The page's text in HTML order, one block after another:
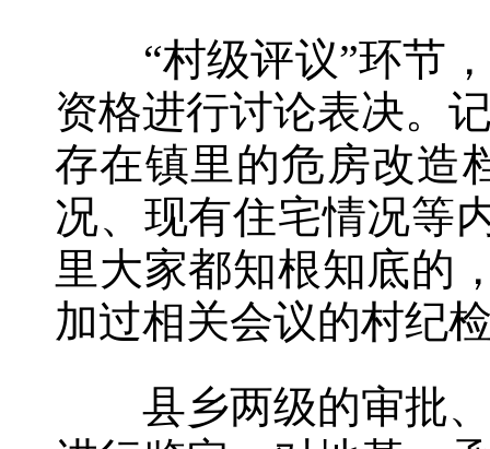
“村级评议”环节，
资格进行讨论表决。
存在镇里的危房改造
况、现有住宅情况等
里大家都知根知底的
加过相关会议的村纪
县乡两级的审批、